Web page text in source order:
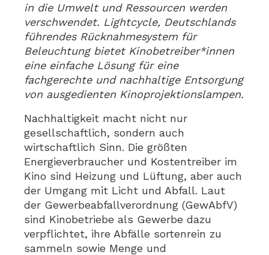
in die Umwelt und Ressourcen werden
verschwendet. Lightcycle, Deutschlands
führendes Rücknahmesystem für
Beleuchtung bietet Kinobetreiber*innen
eine einfache Lösung für eine
fachgerechte und nachhaltige Entsorgung
von ausgedienten Kinoprojektionslampen.
Nachhaltigkeit macht nicht nur
gesellschaftlich, sondern auch
wirtschaftlich Sinn. Die größten
Energieverbraucher und Kostentreiber im
Kino sind Heizung und Lüftung, aber auch
der Umgang mit Licht und Abfall. Laut
der Gewerbeabfallverordnung (GewAbfV)
sind Kinobetriebe als Gewerbe dazu
verpflichtet, ihre Abfälle sortenrein zu
sammeln sowie Menge und